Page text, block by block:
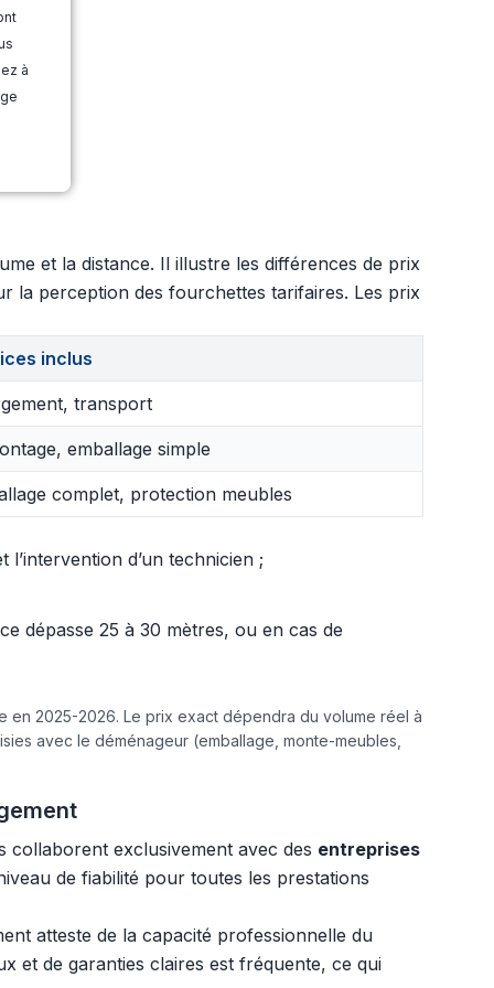
à
et la distance. Il illustre les différences de prix
la perception des fourchettes tarifaires. Les prix
inclus
transport
emballage simple
complet, protection meubles
d’un technicien ;
dépasse 25 à 30 mètres, ou en cas de
en 2025-2026. Le prix exact dépendra du volume réel à
avec le déménageur (emballage, monte-meubles,
collaborent exclusivement avec des entreprises
de fiabilité pour toutes les prestations
atteste de la capacité professionnelle du
et de garanties claires est fréquente, ce qui